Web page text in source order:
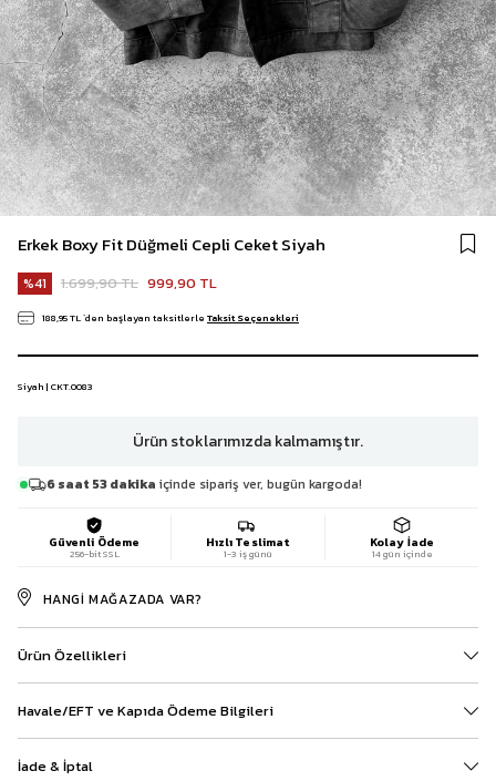
Erkek Boxy Fit Düğmeli Cepli Ceket Siyah
41 1.699,90 TL 999,90 TL
188,95 TL`den başlayan taksitlerle Taksit Seçenekleri
Siyah | CKT.0083
Ürün stoklarımızda kalmamıştır.
6 saat 53 dakika içinde sipariş ver, bugün kargoda!
Güvenli Ödeme
256-bit SSL
Hızlı Teslimat
1-3 iş günü
Kolay İade
14 gün içinde
HANGI MAĞAZADA VAR?
Ürün Özellikleri
Havale/EFT ve Kapıda Ödeme Bilgileri
İade & İptal